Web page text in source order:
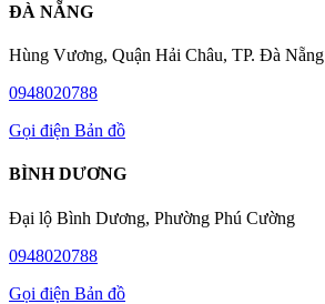
ĐÀ NẴNG
Hùng Vương, Quận Hải Châu, TP. Đà Nẵng
0948020788
Gọi điện Bản đồ
BÌNH DƯƠNG
Đại lộ Bình Dương, Phường Phú Cường
0948020788
Gọi điện Bản đồ